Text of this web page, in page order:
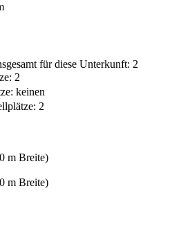
für diese Unterkunft: 2
2
keinen
2
m Breite)
m Breite)